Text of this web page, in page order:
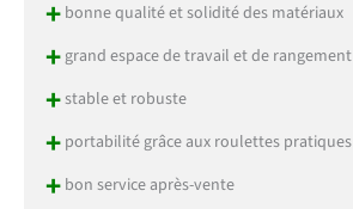
+bonne qualité et solidité des matériaux
+grand espace de travail et de rangement
+stable et robuste
+portabilité grâce aux roulettes pratiques
+bon service après-vente